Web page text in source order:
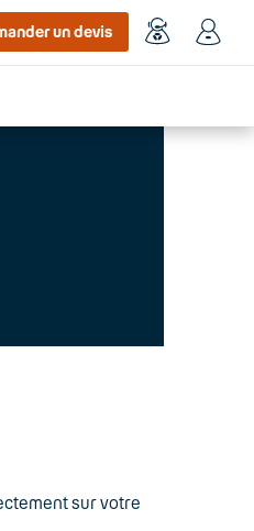
un devis
sur votre